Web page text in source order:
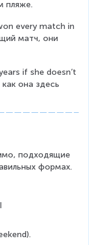
пляже.
every match in
матч, они
if she doesn’t
она здесь
подходящие
формах.